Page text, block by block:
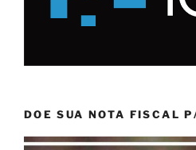
DOE SUA NOTA FISCAL